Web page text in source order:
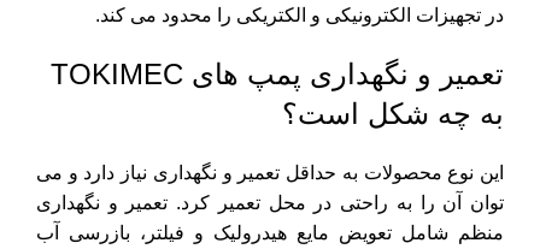
در تجهیزات الکترونیکی و الکتریکی را محدود می کند.
تعمیر و نگهداری پمپ های TOKIMEC
به چه شکل است؟
این نوع محصولات به حداقل تعمیر و نگهداری نیاز دارد و می
توان آن را به راحتی در محل تعمیر کرد. تعمیر و نگهداری
منظم شامل تعویض مایع هیدرولیک و فیلتر، بازرسی آب